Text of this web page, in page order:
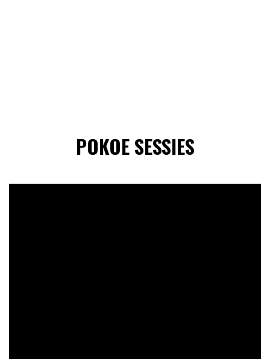
POKOE SESSIES